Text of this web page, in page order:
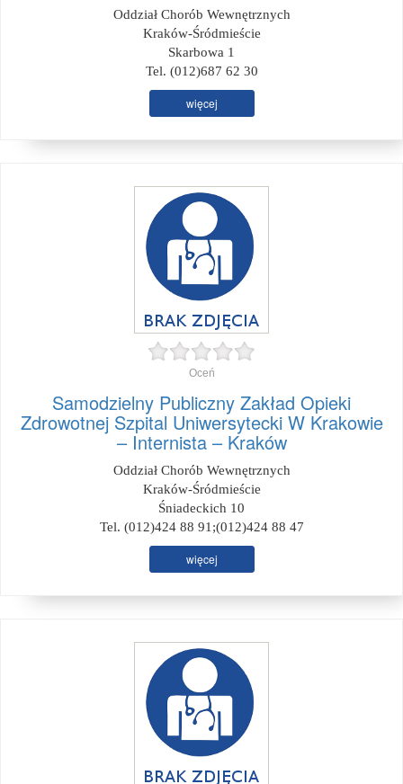
Oddział Chorób Wewnętrznych
Kraków-Śródmieście
Skarbowa 1
Tel. (012)687 62 30
więcej
Oceń
Samodzielny Publiczny Zakład Opieki
Zdrowotnej Szpital Uniwersytecki W Krakowie
– Internista – Kraków
Oddział Chorób Wewnętrznych
Kraków-Śródmieście
Śniadeckich 10
Tel. (012)424 88 91;(012)424 88 47
więcej